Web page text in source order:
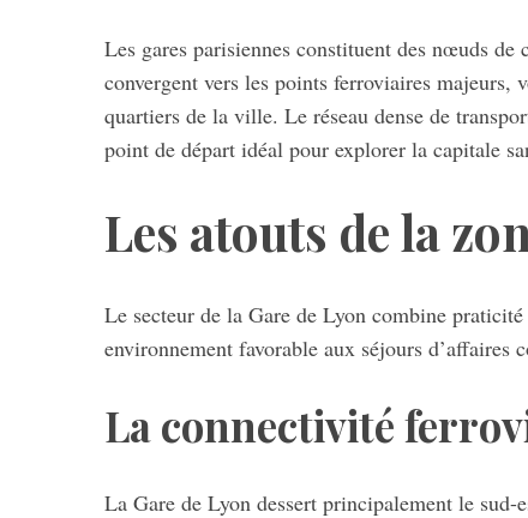
Les gares parisiennes constituent des nœuds
convergent vers les points ferroviaires
quartiers de la ville. Le réseau dense de
point de départ idéal pour explorer la capitale
Les atouts de la
Le secteur de la Gare de Lyon combine
environnement favorable aux séjours d’affaires
La connectivité
La Gare de Lyon dessert principalement le